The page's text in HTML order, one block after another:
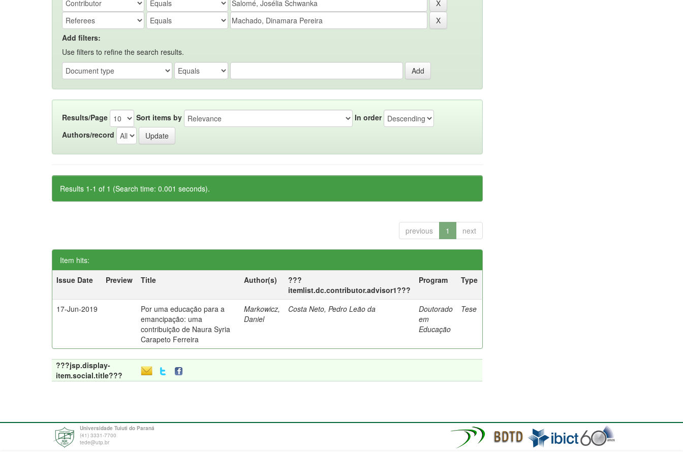
Add filters:
Use filters to refine the search results.
Results/Page Sort items by
In order
Authors/record
Results 1-1 of 1 (Search time: 0.001 seconds).
previous 1 next
Item hits:
Issue Date
Preview Title Author(s)
???
itemlist.dc.contributor.advisor1???
Program Type
17-Jun-2019
Por uma educação para a
emancipação: uma
contribuição de Naura Syria
Carapeto Ferreira
Markowicz,
Daniel
Costa Neto, Pedro Leão da
Doutorado
em
Educação
Tese
???jsp.display-
item.social.title???
Universidade Tuiuti do Paraná
(41) 3331-7700
tede@utp.br